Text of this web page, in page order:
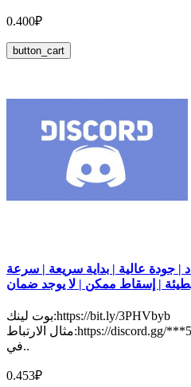
0.400₽
button_cart
أعضاء الخلاف | غير متصل 30 د | جودة عالية | بداية سريعة | سرعة
بوت لينك:https://bit.ly/3PHVbyb
مثال الارتباط:https://discord.gg/***بداية: 0-1 ساعةالسرعة: 500
في..
0.453₽